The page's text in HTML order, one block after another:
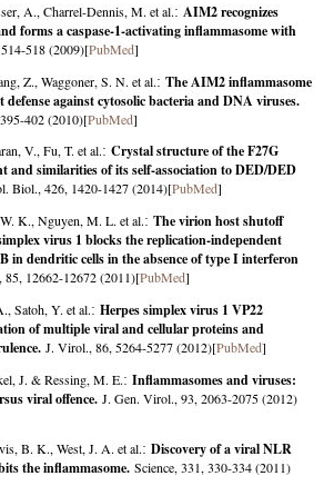
A., Charrel-Dennis, M. et al.: AIM2 recognizes
forms a caspase-1-activating inflammasome with
518 (2009)[PubMed]
Z., Waggoner, S. N. et al.: The AIM2 inflammasome
defense against cytosolic bacteria and DNA viruses.
402 (2010)[PubMed]
V., Fu, T. et al.: Crystal structure of the F27G
and similarities of its self-association to DED/DED
Biol., 426, 1420-1427 (2014)[PubMed]
K., Nguyen, M. L. et al.: The virion host shutoff
virus 1 blocks the replication-independent
in dendritic cells in the absence of type I interferon
85, 12662-12672 (2011)[PubMed]
Satoh, Y. et al.: Herpes simplex virus 1 VP22
of multiple viral and cellular proteins and
J. Virol., 86, 5264-5277 (2012)[PubMed]
J. & Ressing, M. E.: Inflammasomes and viruses:
viral offence. J. Gen. Virol., 93, 2063-2075 (2012)
B. K., West, J. A. et al.: Discovery of a viral NLR
the inflammasome. Science, 331, 330-334 (2011)